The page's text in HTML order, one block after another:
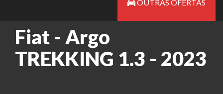
OUTRAS OFERTAS
Fiat - Argo
TREKKING 1.3 - 2023